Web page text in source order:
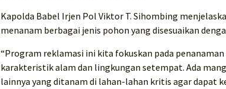
Kapolda Babel Irjen Pol Viktor T. Sihombing
menanam berbagai jenis pohon yang disesuaikan
“Program reklamasi ini kita fokuskan pada penanaman
karakteristik alam dan lingkungan setempat. Ada
lainnya yang ditanam di lahan-lahan kritis agar dapat